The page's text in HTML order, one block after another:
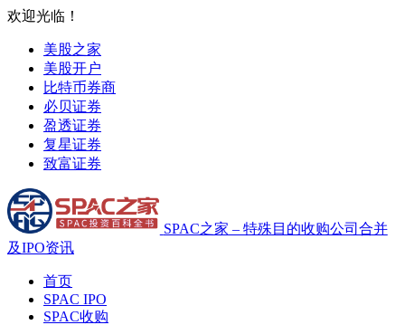
欢迎光临！
美股之家
美股开户
比特币券商
必贝证券
盈透证券
复星证券
致富证券
SPAC之家 – 特殊目的收购公司合并
及IPO资讯
首页
SPAC IPO
SPAC收购